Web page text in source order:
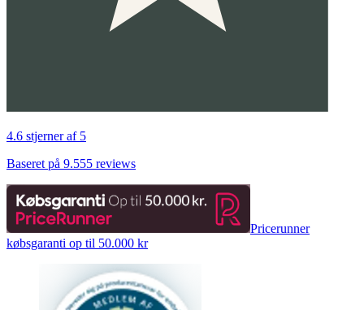
4.6 stjerner af 5
Baseret på 9.555 reviews
Pricerunner
købsgaranti op til 50.000 kr